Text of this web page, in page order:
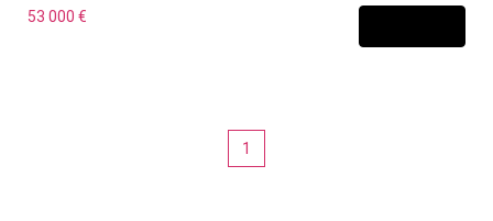
TURBOMECA, commerces, arrêts de bus. cabinet médical... A
53 000 €
1